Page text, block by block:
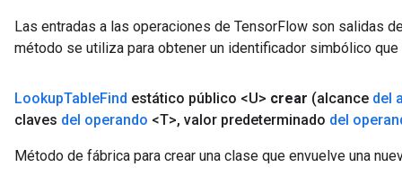
Las entradas a las operaciones de TensorFlow son salidas
método se utiliza para obtener un identificador simbólico
LookupTableFind estático público <U> crear (alcance del
claves del operando <T>, valor predeterminado del
Método de fábrica para crear una clase que envuelve una